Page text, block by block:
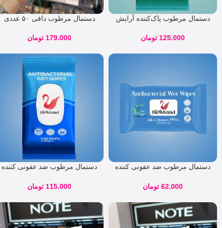
دستمال مرطوب پاک‌کننده آرایش
برگی
125.000 تومان
دستمال مرطوب دافی ۵۰ عددی
179.000 تومان
دستمال مرطوب ضد عفونی کننده
62.000 تومان
دستمال مرطوب ضد عفونی کننده
115.000 تومان